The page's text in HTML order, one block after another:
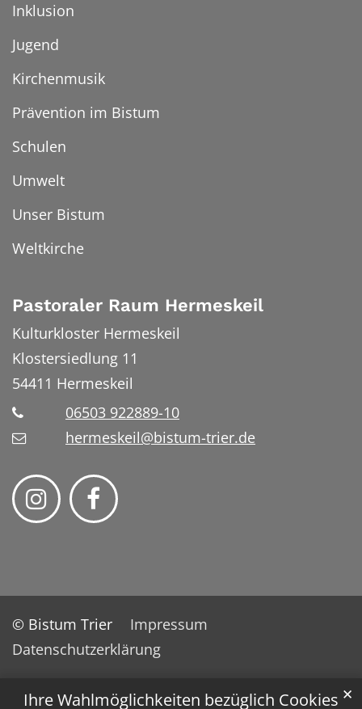
Ihre Wahlmöglichkeiten bezüglich Cookies ✕
Inklusion
Jugend
Kirchenmusik
Prävention im Bistum
Schulen
Umwelt
Unser Bistum
Weltkirche
Pastoraler Raum Hermeskeil
Kulturkloster Hermeskeil
Klostersiedlung 11
54411 Hermeskeil
06503 922889-10
hermeskeil@bistum-trier.de
© Bistum Trier
Impressum
Datenschutzerklärung